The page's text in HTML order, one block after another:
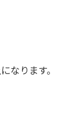
なります。